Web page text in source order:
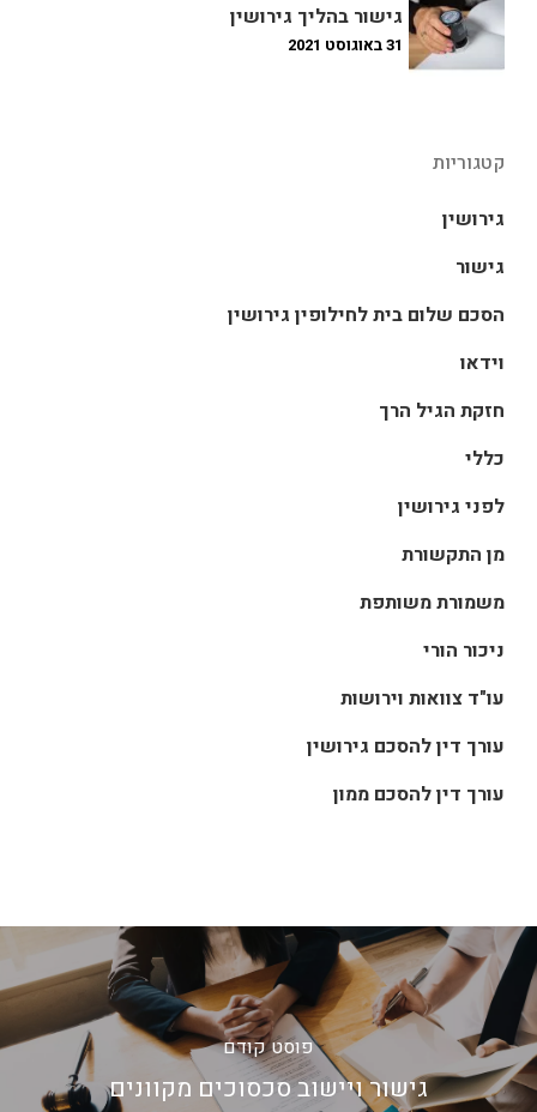
גישור בהליך גירושין
31 באוגוסט 2021
קטגוריות
גירושין
גישור
הסכם שלום בית לחילופין גירושין
וידאו
חזקת הגיל הרך
כללי
לפני גירושין
מן התקשורת
משמורת משותפת
ניכור הורי
עו"ד צוואות וירושות
עורך דין להסכם גירושין
עורך דין להסכם ממון
פוסט קודם
גישור ויישוב סכסוכים מקוונים